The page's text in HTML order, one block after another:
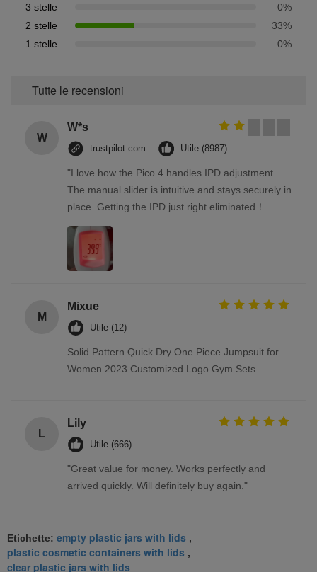
3 stelle
0%
2 stelle
33%
1 stelle
0%
Tutte le recensioni
W
W*s
trustpilot.com Utile (8987)
"I love how the Pico 4 handles IPD adjustment.
The manual slider is intuitive and stays securely in
place. Getting the IPD just right eliminated！
M
Mixue
Utile (12)
Solid Pattern Quick Dry One Piece Jumpsuit for
Women 2023 Customized Logo Gym Sets
L
Lily
Utile (666)
"Great value for money. Works perfectly and
arrived quickly. Will definitely buy again."
Etichette: empty plastic jars with lids ,
plastic cosmetic containers with lids ,
clear plastic jars with lids